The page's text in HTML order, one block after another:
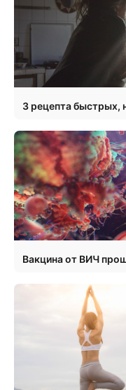
3 рецепта быстрых,
Вакцина от ВИЧ